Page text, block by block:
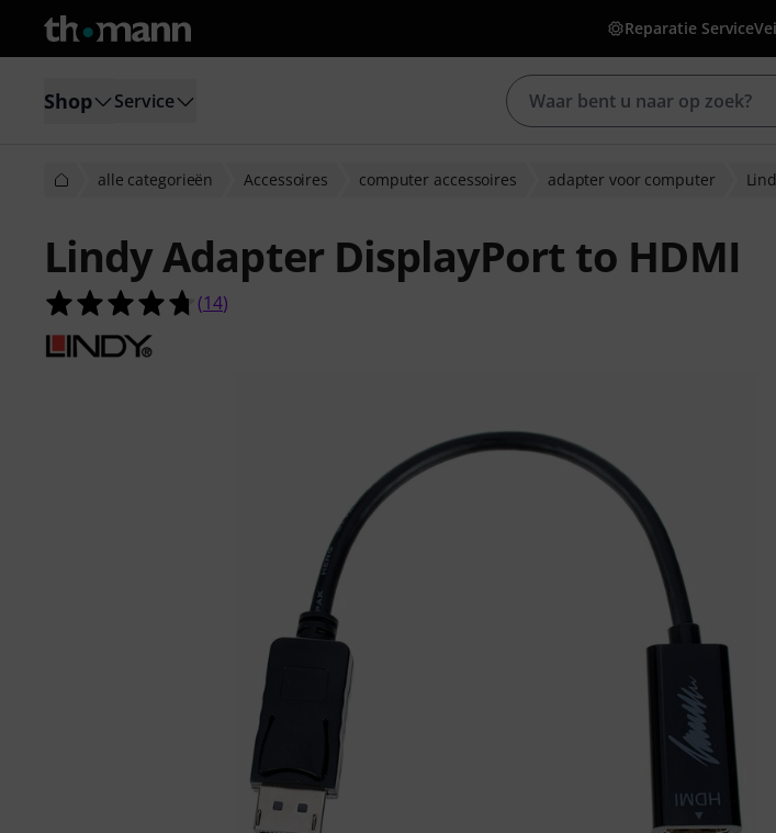
Reparatie Service
Shop Service
alle categorieën Accessoires computer accessoires adapter voor computer
Lindy Adapter DisplayPort to HDMI
4.7 van de 5 sterren van 14 klantbeoordelingen
(14)